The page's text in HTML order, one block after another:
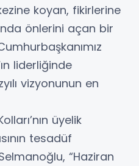
koyan, fikirlerine
önlerini açan bir
liderliğinde
vizyonunun en
üyelik
tesadüf
“Haziran